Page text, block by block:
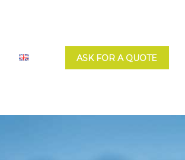
ASK FOR A QUOTE